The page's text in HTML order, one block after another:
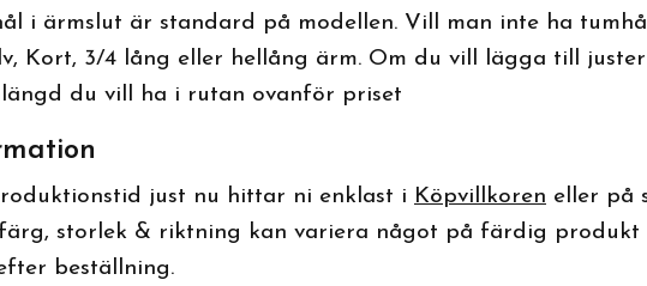
i ärmslut är standard på modellen. Vill man inte ha
Kort, 3/4 lång eller hellång ärm. Om du vill lägga till
du vill ha i rutan ovanför priset
just nu hittar ni enklast i Köpvillkoren eller på
färg, storlek & riktning kan variera något på färdig produkt
beställning.